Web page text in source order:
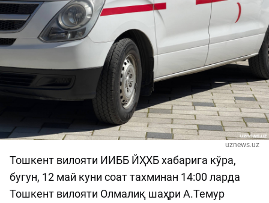
uznews.uz
Тошкент вилояти ИИББ ЙҲХБ хабарига кўра,
бугун, 12 май куни соат тахминан 14:00 ларда
Тошкент вилояти Олмалиқ шаҳри А.Темур